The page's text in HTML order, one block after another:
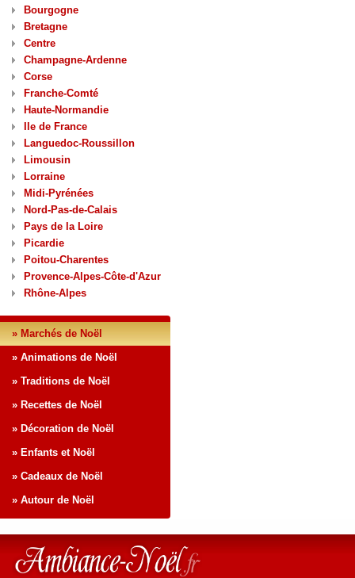
Bourgogne
Bretagne
Centre
Champagne-Ardenne
Corse
Franche-Comté
Haute-Normandie
Ile de France
Languedoc-Roussillon
Limousin
Lorraine
Midi-Pyrénées
Nord-Pas-de-Calais
Pays de la Loire
Picardie
Poitou-Charentes
Provence-Alpes-Côte-d'Azur
Rhône-Alpes
» Marchés de Noël
» Animations de Noël
» Traditions de Noël
» Recettes de Noël
» Décoration de Noël
» Enfants et Noël
» Cadeaux de Noël
» Autour de Noël